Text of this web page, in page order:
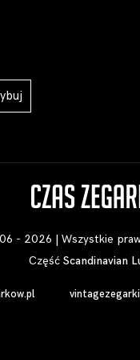
- 2026 | Wszystkie
Część Scandinavian